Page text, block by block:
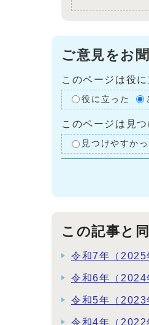
ご意見をお
このページは役
役に立った
このページは見
見つけやすかっ
この記事と
令和7年（2025
令和6年（2024
令和5年（2023
令和4年（2022